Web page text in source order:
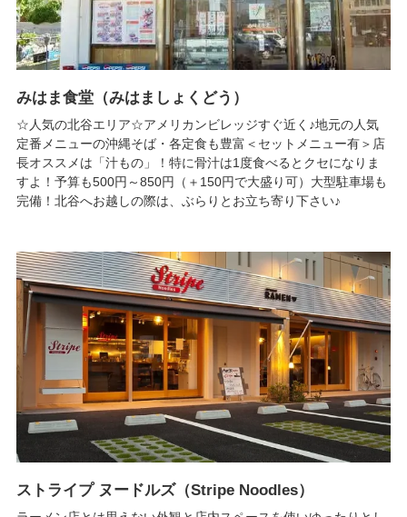
みはま食堂（みはましょくどう）
☆人気の北谷エリア☆アメリカンビレッジすぐ近く♪地元の人気
定番メニューの沖縄そば・各定食も豊富＜セットメニュー有＞店
長オススメは「汁もの」！特に骨汁は1度食べるとクセになりま
すよ！予算も500円～850円（＋150円で大盛り可）大型駐車場も
完備！北谷へお越しの際は、ぶらりとお立ち寄り下さい♪
ストライプ ヌードルズ（Stripe Noodles）